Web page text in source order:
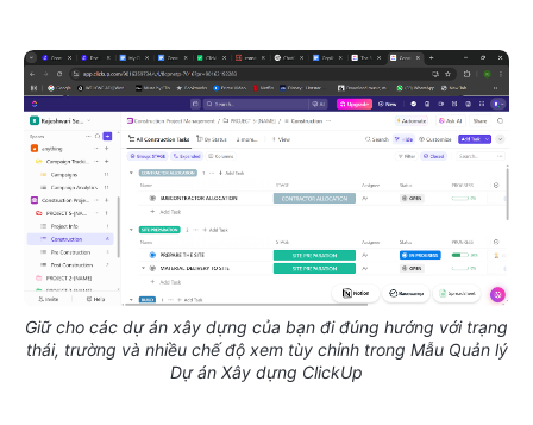
Giữ cho các dự án xây dựng của bạn đi đúng hướng với trạng
thái, trường và nhiều chế độ xem tùy chỉnh trong Mẫu Quản lý
Dự án Xây dựng ClickUp